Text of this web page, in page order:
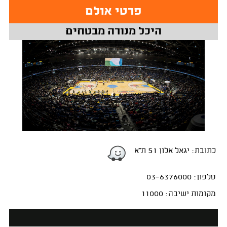
פרטי אולם
היכל מנורה מבטחים
כתובת: יגאל אלון 51 ת''א
טלפון: 03-6376000
מקומות ישיבה: 11000